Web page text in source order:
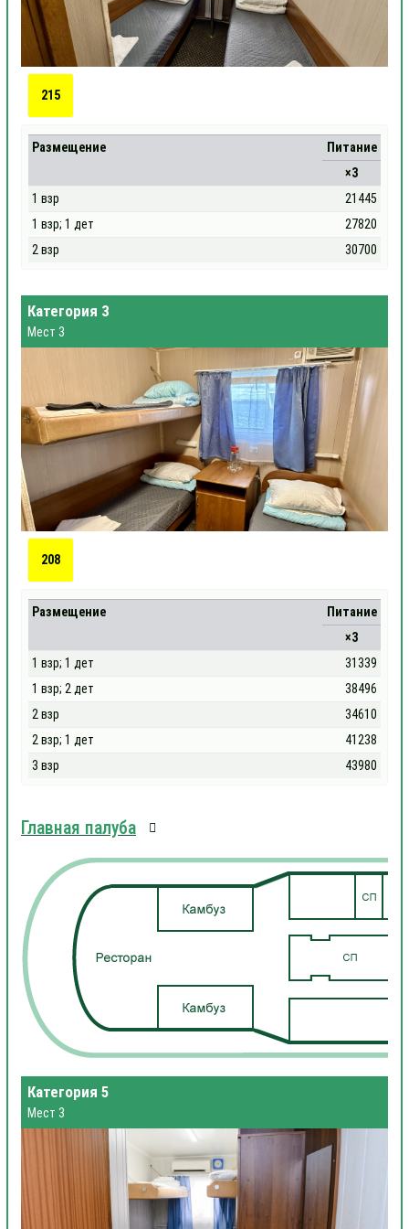
215
Размещение
Питание
×3
1 взр
21445
1 взр; 1 дет
27820
2 взр
30700
Категория 3
Мест 3
208
Размещение
Питание
×3
1 взр; 1 дет
31339
1 взр; 2 дет
38496
2 взр
34610
2 взр; 1 дет
41238
3 взр
43980
Главная палуба
Категория 5
Мест 3